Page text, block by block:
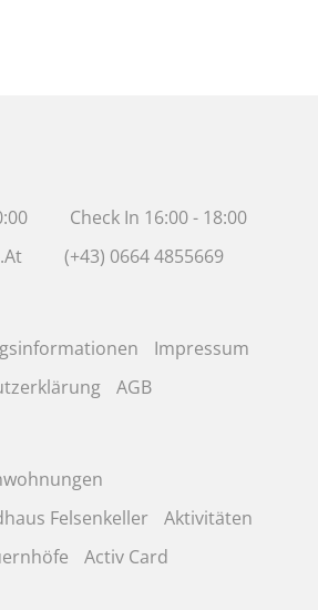
Check In 16:00 - 18:00
(+43) 0664 4855669
Impressum
AGB
Felsenkeller
Aktivitäten
Activ Card